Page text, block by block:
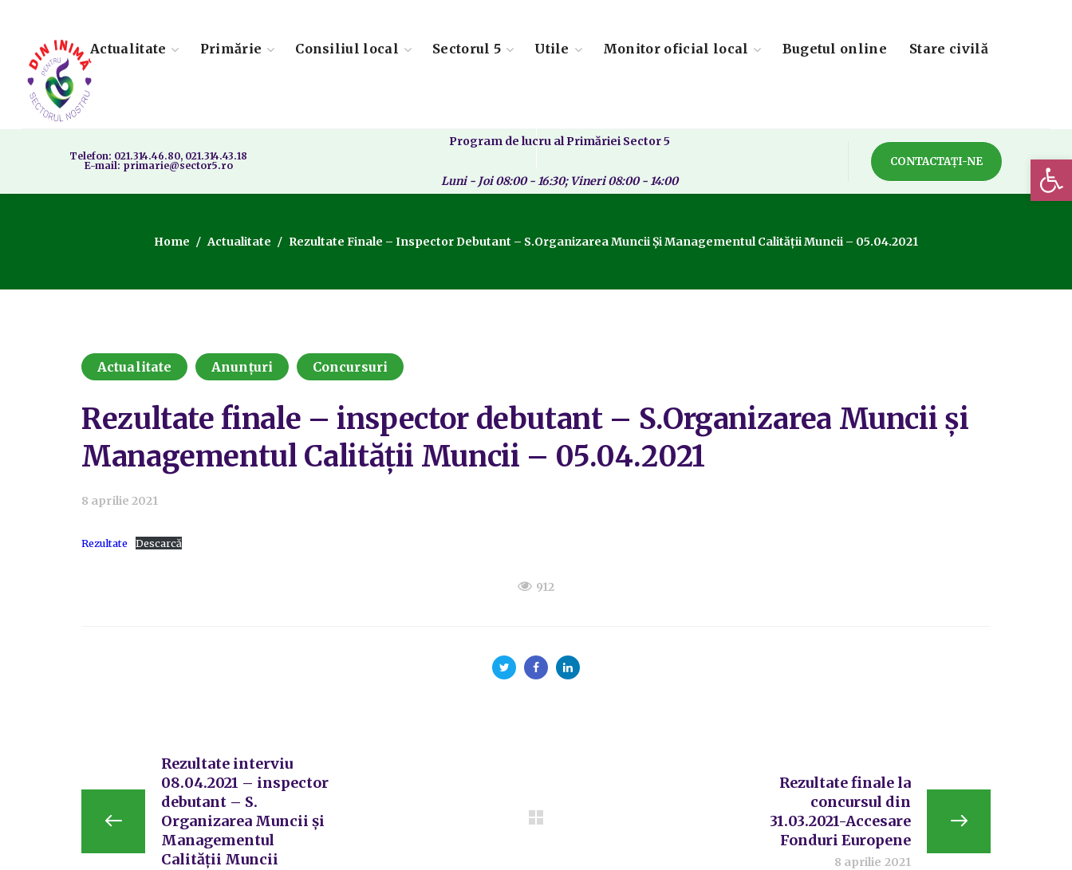
Actualitate Primărie Consiliul local Sectorul 5 Utile Monitor oficial local Bugetul online Stare civilă
Telefon: 021.314.46.80, 021.314.43.18
E-mail: primarie@sector5.ro
Program de lucru al Primăriei Sector 5
Luni - Joi 08:00 - 16:30; Vineri 08:00 - 14:00
CONTACTAȚI-NE
Home Actualitate Rezultate Finale – Inspector Debutant – S.Organizarea Muncii Și Managementul Calității Muncii – 05.04.2021
Actualitate Anunțuri Concursuri
Rezultate finale – inspector debutant – S.Organizarea Muncii și
Managementul Calității Muncii – 05.04.2021
8 aprilie 2021
Rezultate Descarcă
912
Rezultate interviu
08.04.2021 – inspector
debutant – S.
Organizarea Muncii și
Managementul
Calității Muncii
Rezultate finale la
concursul din
31.03.2021-Accesare
Fonduri Europene
8 aprilie 2021